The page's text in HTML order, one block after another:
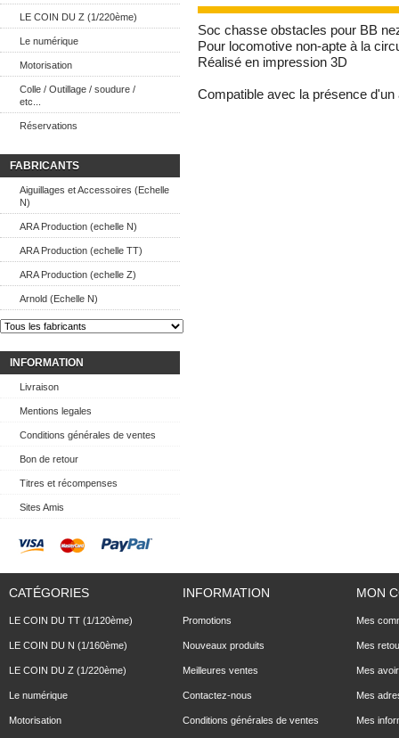
LE COIN DU Z (1/220ème)
Le numérique
Motorisation
Colle / Outillage / soudure /
etc...
Réservations
FABRICANTS
Aiguillages et Accessoires (Echelle
N)
ARA Production (echelle N)
ARA Production (echelle TT)
ARA Production (echelle Z)
Arnold (Echelle N)
INFORMATION
Livraison
Mentions legales
Conditions générales de ventes
Bon de retour
Titres et récompenses
Sites Amis
Soc chasse obstacles pour BB
Pour locomotive non-apte à la
Réalisé en impression 3D
Compatible avec la présence d'un
CATÉGORIES
LE COIN DU TT (1/120ème)
LE COIN DU N (1/160ème)
LE COIN DU Z (1/220ème)
Le numérique
Motorisation
INFORMATION
Promotions
Nouveaux produits
Meilleures ventes
Contactez-nous
Conditions générales de ventes
MON
Mes
Mes
Mes
Mes
Mes